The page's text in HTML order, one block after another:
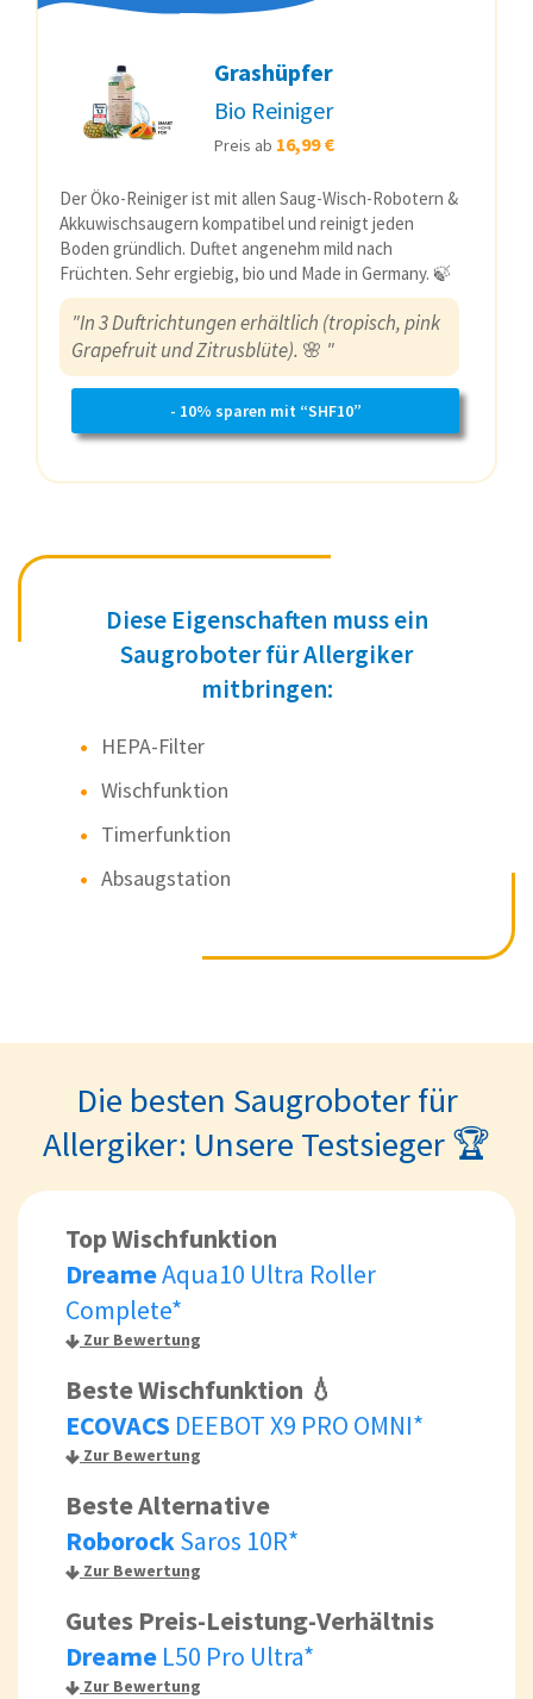
Grashüpfer
Bio Reiniger
Preis ab 16,99 €
Der Öko-Reiniger ist mit allen Saug-Wisch-Robotern &
Akkuwischsaugern kompatibel und reinigt jeden
Boden gründlich. Duftet angenehm mild nach
Früchten. Sehr ergiebig, bio und Made in Germany. 🍃
"In 3 Duftrichtungen erhältlich (tropisch, pink
Grapefruit und Zitrusblüte). 🌸 "
- 10% sparen mit “SHF10”
Diese Eigenschaften muss ein
Saugroboter für Allergiker
mitbringen:
HEPA-Filter
Wischfunktion
Timerfunktion
Absaugstation
Die besten Saugroboter für
Allergiker: Unsere Testsieger 🏆
Top Wischfunktion
DreameAqua10 Ultra Roller
Complete*
Zur Bewertung
Beste Wischfunktion 💧
ECOVACS DEEBOT X9 PRO OMNI*
Zur Bewertung
Beste Alternative
RoborockSaros 10R*
Zur Bewertung
Gutes Preis-Leistung-Verhältnis
Dreame L50 Pro Ultra*
Zur Bewertung